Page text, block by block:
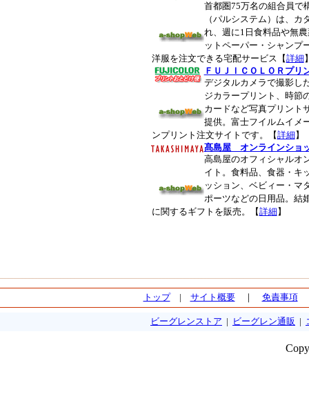
首都圏75万名の組合員で
（パルシステム）は、カ
れ、週に1日食料品や無
ットペーパー・シャンプ
洋服を注文できる宅配サービス【詳細
ＦＵＪＩＣＯＬＯＲプリ
デジタルカメラで撮影し
ジカラープリント、時節
カードなど写真プリント
提供。富士フイルムイメ
ンプリント注文サイトです。【詳細 】
髙島屋 オンラインショ
高島屋のオフィシャルオ
イト。食料品、食器・キ
ッション、ベビィー・マ
ポーツなどの日用品。結
に関するギフトを販売。【詳細 】
トップ| サイト概要｜ 免責事項
ビーグレンストア ビーグレン通販